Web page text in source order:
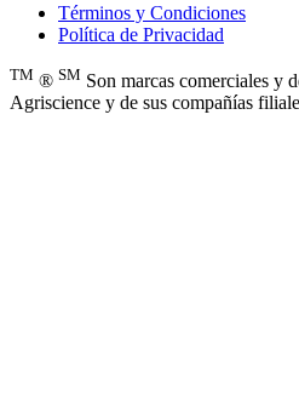
Términos y Condiciones
Política de Privacidad
TM ® SM Son marcas comerciales y
Agriscience y de sus compañías